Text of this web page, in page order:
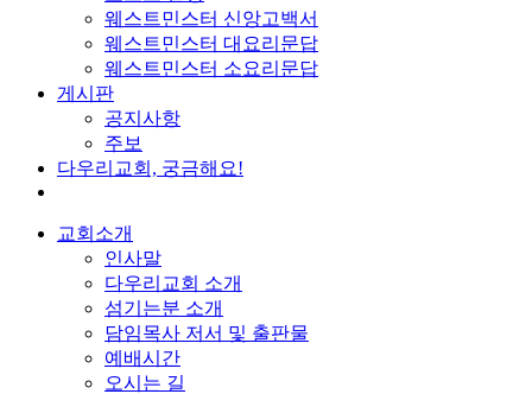
웨스트민스터 신앙고백서
웨스트민스터 대요리문답
웨스트민스터 소요리문답
게시판
공지사항
주보
다우리교회, 궁금해요!
교회소개
인사말
다우리교회 소개
섬기는분 소개
담임목사 저서 및 출판물
예배시간
오시는 길